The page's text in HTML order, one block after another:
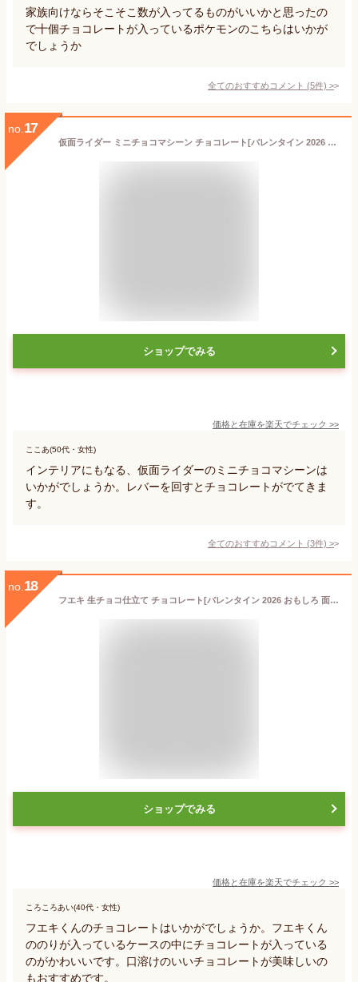
家族向けならそこそこ数が入ってるものがいいかと思ったの
で十個チョコレートが入っているポケモンのこちらはいかが
でしょうか
全てのおすすめコメント (5件) >
no. 17
仮面ライダー ミニチョコマシーン チョコレート[バレンタイン 2026 チョコレート 義理チョコ おもしろ 面白い おもしろチョコ 菓子 キャラクター 子供 プレゼント ギフト プチギフト 男の子 女の子]
ショップでみる
価格と在庫を楽天でチェック >>
ここあ(50代・女性)
インテリアにもなる、仮面ライダーのミニチョコマシーンは
いかがでしょうか。レバーを回すとチョコレートがでてきま
す。
全てのおすすめコメント (3件) >
no. 18
フエキ 生チョコ仕立て チョコレート[バレンタイン 2026 おもしろ 面白い チョコレート おもしろチョコ 菓子 キャラクター 子供 プレゼント ギフト プチギフト 男の子 女の子]
ショップでみる
価格と在庫を楽天でチェック >>
ころころあい(40代・女性)
フエキくんのチョコレートはいかがでしょうか。フエキくん
ののりが入っているケースの中にチョコレートが入っている
のがかわいいです。口溶けのいいチョコレートが美味しいの
もおすすめです。